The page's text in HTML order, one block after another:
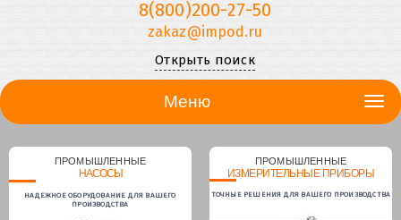
8(800)200-27-50
zakaz@impod.ru
Открыть поиск
Меню
ПРОМЫШЛЕННЫЕ
НАСОСЫ
НАДЕЖНОЕ ОБОРУДОВАНИЕ ДЛЯ ВАШЕГО
ПРОИЗВОДСТВА
ПРОМЫШЛЕННЫЕ
ИЗМЕРИТЕЛЬНЫЕ ПРИБОРЫ
ТОЧНЫЕ РЕШЕНИЯ ДЛЯ ВАШЕГО ПРОИЗВОДСТВА